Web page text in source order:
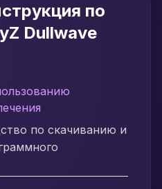
по
Dullwave
по скачиванию и